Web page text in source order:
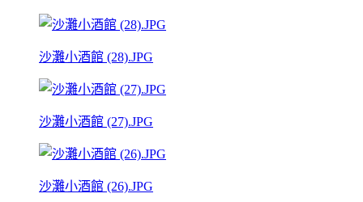
沙灘小酒館 (28).JPG
沙灘小酒館 (27).JPG
沙灘小酒館 (26).JPG